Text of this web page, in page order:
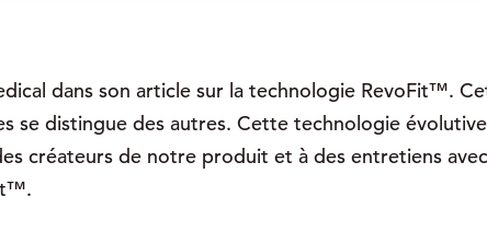
dans son article sur la technologie RevoFit™.
se distingue des autres. Cette technologie
créateurs de notre produit et à des entretiens